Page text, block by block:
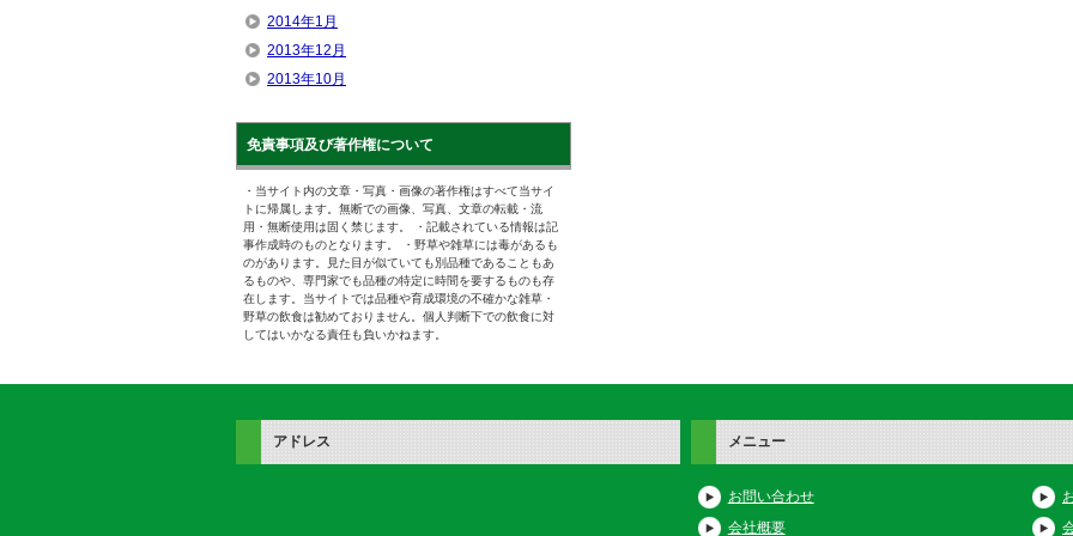
2014年1月
2013年12月
2013年10月
免責事項及び著作権について
・当サイト内の文章・写真・画像の著作権はすべて当サイ
トに帰属します。無断での画像、写真、文章の転載・流
用・無断使用は固く禁じます。 ・記載されている情報は記
事作成時のものとなります。 ・野草や雑草には毒があるも
のがあります。見た目が似ていても別品種であることもあ
るものや、専門家でも品種の特定に時間を要するものも存
在します。当サイトでは品種や育成環境の不確かな雑草・
野草の飲食は勧めておりません。個人判断下での飲食に対
してはいかなる責任も負いかねます。
アドレス メニュー
お問い合わせ
会社概要